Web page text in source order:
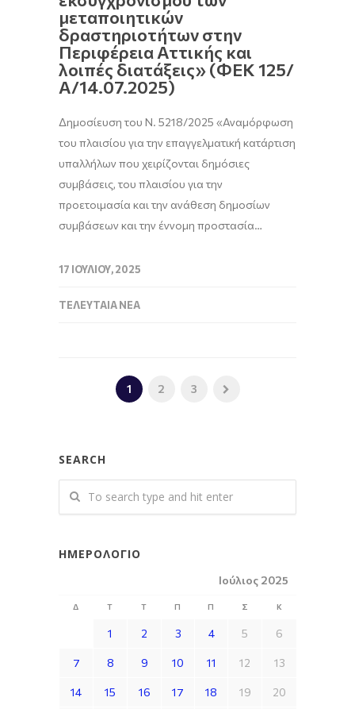
μεταποιητικών
δραστηριοτήτων στην
Περιφέρεια Αττικής και
λοιπές διατάξεις» (ΦΕΚ 125/
Α/14.07.2025)
Δημοσίευση του Ν. 5218/2025 «Αναμόρφωση
του πλαισίου για την επαγγελματική κατάρτιση
υπαλλήλων που χειρίζονται δημόσιες
συμβάσεις, του πλαισίου για την
προετοιμασία και την ανάθεση δημοσίων
συμβάσεων και την έννομη προστασία…
17 ΙΟΥΛΊΟΥ, 2025
ΤΕΛΕΥΤΑΊΑ ΝΈΑ
1 2 3
SEARCH
ΗΜΕΡΟΛΌΓΙΟ
Ιούλιος 2025
Δ Τ Τ Π Π Σ Κ
1 2 3 4 5 6
7 8 9 10 11 12 13
14 15 16 17 18 19 20